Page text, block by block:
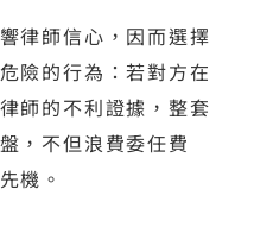
律師信心，因而選擇
險的行為：若對方在
師的不利證據，整套
，不但浪費委任費
機。